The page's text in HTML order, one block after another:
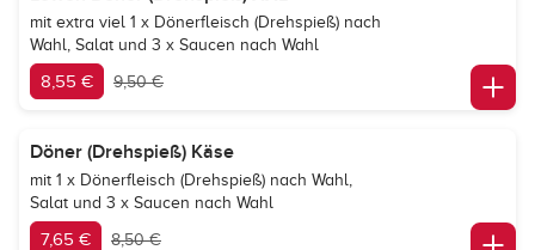
mit extra viel 1 x Dönerfleisch (Drehspieß) nach
Wahl, Salat und 3 x Saucen nach Wahl
8,55 € 9,50 €
Döner (Drehspieß) Käse
mit 1 x Dönerfleisch (Drehspieß) nach Wahl,
Salat und 3 x Saucen nach Wahl
7,65 € 8,50 €